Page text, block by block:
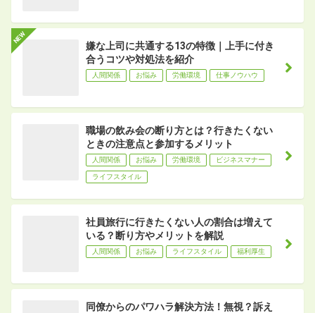
嫌な上司に共通する13の特徴｜上手に付き
合うコツや対処法を紹介
人間関係 お悩み 労働環境 仕事ノウハウ
職場の飲み会の断り方とは？行きたくない
ときの注意点と参加するメリット
人間関係 お悩み 労働環境 ビジネスマナー
ライフスタイル
社員旅行に行きたくない人の割合は増えて
いる？断り方やメリットを解説
人間関係 お悩み ライフスタイル 福利厚生
同僚からのパワハラ解決方法！無視？訴え